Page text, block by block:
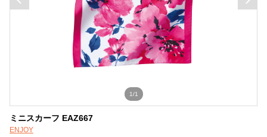
1/1
ミニスカーフ EAZ667
ENJOY